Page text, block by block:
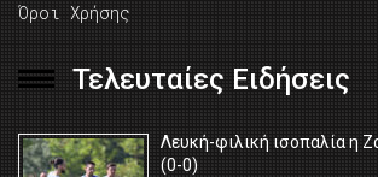
Όροι Χρήσης
Τελευταίες Ειδήσεις
Λευκή-φιλική ισοπαλία η
(0-0)